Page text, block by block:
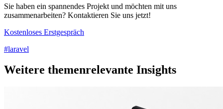
Sie haben ein spannendes Projekt und möchten mit uns
zusammenarbeiten? Kontaktieren Sie uns jetzt!
Kostenloses Erstgespräch
#laravel
Weitere themenrelevante Insights